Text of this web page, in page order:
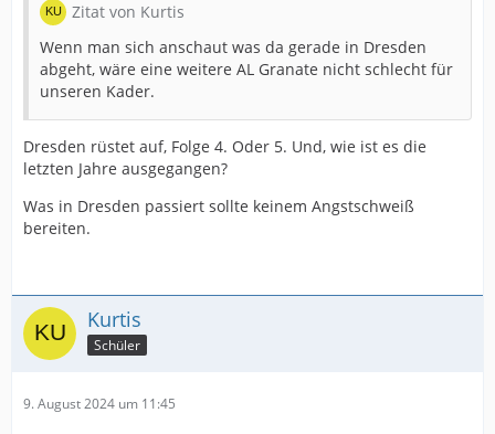
Zitat von Kurtis
Wenn man sich anschaut was da gerade in Dresden
abgeht, wäre eine weitere AL Granate nicht schlecht für
unseren Kader.
Dresden rüstet auf, Folge 4. Oder 5. Und, wie ist es die
letzten Jahre ausgegangen?
Was in Dresden passiert sollte keinem Angstschweiß
bereiten.
Kurtis
Schüler
9. August 2024 um 11:45